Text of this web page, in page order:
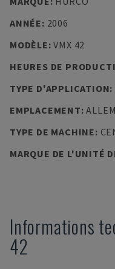
ANNÉE: 2006
MODÈLE:VMX 42
HEURES DE
TYPE D'APPLICATION:
EMPLACEMENT:
TYPE DE MACHINE:
MARQUE DE L'UNITÉ
Informations
42